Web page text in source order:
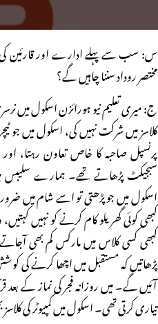
س: سب سے پہلے ادارے اور قارئین
مختصر روداد سننا چاہیں گے؟
ج: میری تعلیم نیو ہورائزن اسکول
کلاسز میں شرکت نہیں کی، اسکول میں
پرنسپل صاحبہ کا خاص تعاون
سبجیکٹ پڑھاتے تھے۔ ہمارے سلیبس
اسکول میں جو پڑھتی تو اسے شام میں
کبھی کوئی گھریلو کام کرنے کو نہیں
کبھی کسی کلاس میں مارکس کم بھی آجاتے
پڑھاتیں کہ مستقبل میں اچھا کرنے کی
آئیں گے۔ میں روزانہ فجر کی نماز کے
تیاری کرتی تھی۔ اسکول میں کمپیوٹر کی